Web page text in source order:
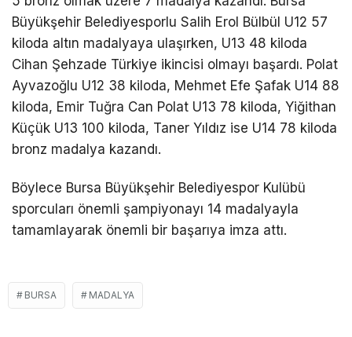
Büyükşehir Belediyesporlu Salih Erol Bülbül U12 57
kiloda altın madalyaya ulaşırken, U13 48 kiloda
Cihan Şehzade Türkiye ikincisi olmayı başardı. Polat
Ayvazoğlu U12 38 kiloda, Mehmet Efe Şafak U14 88
kiloda, Emir Tuğra Can Polat U13 78 kiloda, Yiğithan
Küçük U13 100 kiloda, Taner Yıldız ise U14 78 kiloda
bronz madalya kazandı.
Böylece Bursa Büyükşehir Belediyespor Kulübü
sporcuları önemli şampiyonayı 14 madalyayla
tamamlayarak önemli bir başarıya imza attı.
BURSA MADALYA